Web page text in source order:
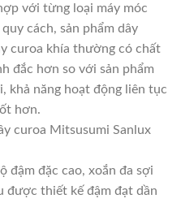
với từng loại máy móc
cách, sản phẩm dây
curoa khía thường có chất
đắc hơn so với sản phẩm
khả năng hoạt động liên tục
hơn.
curoa Mitsusumi Sanlux
đậm đặc cao, xoắn đa sợi
được thiết kế đậm đạt dần